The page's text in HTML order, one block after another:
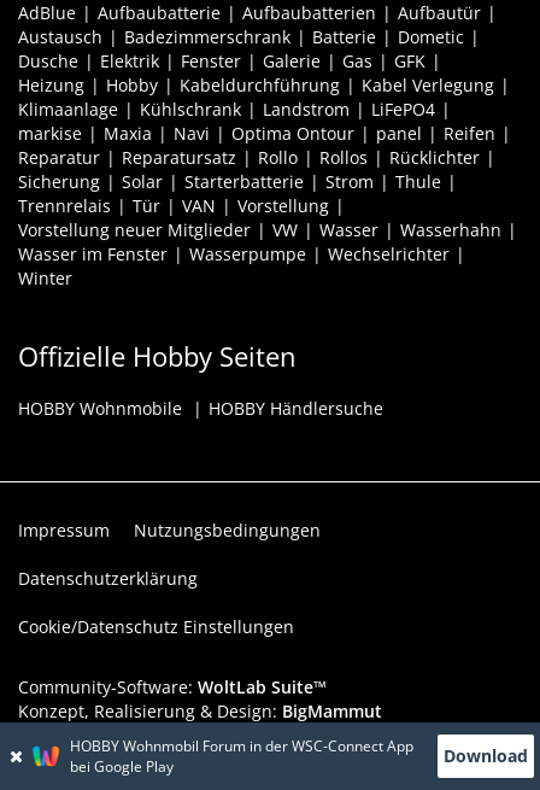
AdBlue Aufbaubatterie Aufbaubatterien
Aufbautür
Austausch
Badezimmerschrank Batterie
Dometic
Dusche
Elektrik Fenster Galerie Gas
GFK
Heizung
Hobby Kabeldurchführung
Kabel Verlegung
Klimaanlage
Kühlschrank Landstrom
LiFePO4
markise
Maxia Navi Optima Ontour panel
Reifen
Reparatur
Reparatursatz Rollo Rollos
Rücklichter
Sicherung
Solar Starterbatterie Strom
Thule
Trennrelais
Tür VAN
Vorstellung
Vorstellung neuer Mitglieder
VW Wasser
Wasserhahn
Wasser im Fenster
Wasserpumpe
Wechselrichter
Winter
Offizielle Hobby Seiten
HOBBY Wohnmobile HOBBY Händlersuche
Impressum Nutzungsbedingungen
Datenschutzerklärung
Cookie/Datenschutz Einstellungen
Community-Software: WoltLab Suite™
Konzept, Realisierung & Design: BigMammut
Werbelink: Dieser Werbeplatz ist verfügbar!
HOBBY Wohnmobil Forum in der WSC-Connect App
bei Google Play
Download